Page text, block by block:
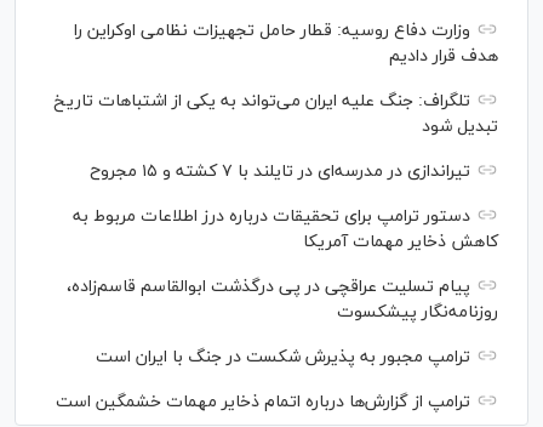
وزارت دفاع روسیه: قطار حامل تجهیزات نظامی اوکراین را
هدف قرار دادیم
تلگراف: جنگ علیه ایران می‌تواند به یکی از اشتباهات تاریخ
تبدیل شود
تیراندازی در مدرسه‌ای در تایلند با ۷ کشته و ۱۵ مجروح
دستور ترامپ برای تحقیقات درباره درز اطلاعات مربوط به
کاهش ذخایر مهمات آمریکا
پیام تسلیت عراقچی در پی درگذشت ابوالقاسم قاسم‌زاده،
روزنامه‌نگار پیشکسوت
ترامپ مجبور به پذیرش شکست در جنگ با ایران است
ترامپ از گزارش‌ها درباره اتمام ذخایر مهمات خشمگین است